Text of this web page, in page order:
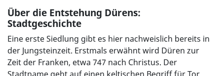
Über die Entstehung Dürens:
Stadtgeschichte
Eine erste Siedlung gibt es hier nachweislich bereits in
der Jungsteinzeit. Erstmals erwähnt wird Düren zur
Zeit der Franken, etwa 747 nach Christus. Der